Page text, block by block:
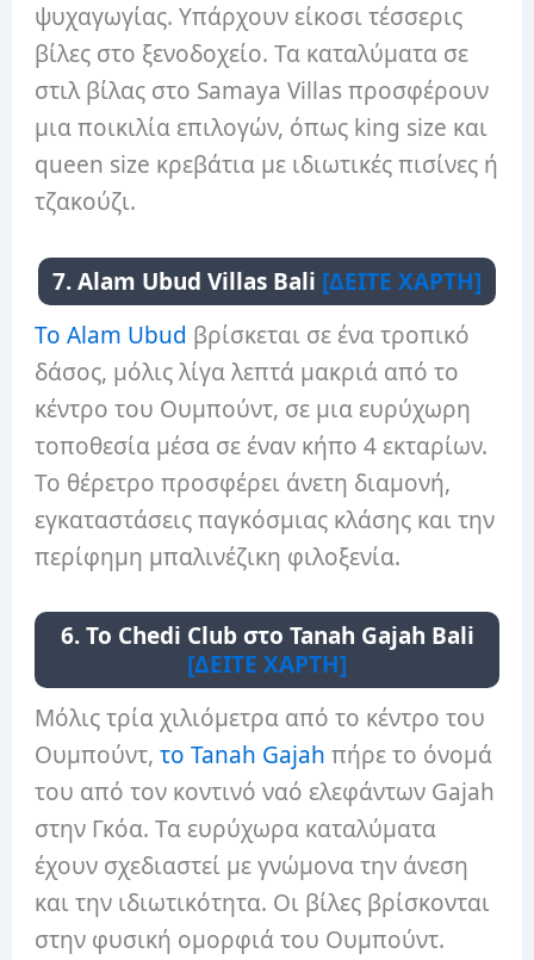
ψυχαγωγίας. Υπάρχουν είκοσι τέσσερις
βίλες στο ξενοδοχείο. Τα καταλύματα σε
στιλ βίλας στο Samaya Villas προσφέρουν
μια ποικιλία επιλογών, όπως king size και
queen size κρεβάτια με ιδιωτικές πισίνες ή
τζακούζι.
7. Alam Ubud Villas Bali [ΔΕΙΤΕ ΧΑΡΤΗ]
Το Alam Ubud βρίσκεται σε ένα τροπικό
δάσος, μόλις λίγα λεπτά μακριά από το
κέντρο του Ουμπούντ, σε μια ευρύχωρη
τοποθεσία μέσα σε έναν κήπο 4 εκταρίων.
Το θέρετρο προσφέρει άνετη διαμονή,
εγκαταστάσεις παγκόσμιας κλάσης και την
περίφημη μπαλινέζικη φιλοξενία.
6. Το Chedi Club στο Tanah Gajah Bali
[ΔΕΙΤΕ ΧΑΡΤΗ]
Μόλις τρία χιλιόμετρα από το κέντρο του
Ουμπούντ,το Tanah Gajah πήρε το όνομά
του από τον κοντινό ναό ελεφάντων Gajah
στην Γκόα. Τα ευρύχωρα καταλύματα
έχουν σχεδιαστεί με γνώμονα την άνεση
και την ιδιωτικότητα. Οι βίλες βρίσκονται
στην φυσική ομορφιά του Ουμπούντ.